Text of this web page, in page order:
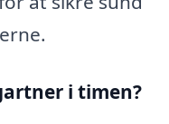
i timen?